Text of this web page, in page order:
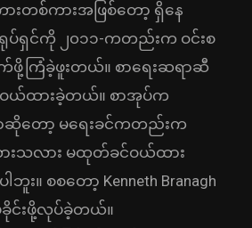
းတစ်ကားအဖြစ်တော့ ရှိနေ
ရှင်ကို ၂၀၁၁-ကတည်းက ဝင်းစ
ကြံခဲ့ဖူးတယ်။ စာရေးဆရာဆီ
ယ်ထားခဲ့တယ်။ စာအုပ်က
ဆိုတော့ မရေးခင်ကတည်းက
သလား မထုတ်ခင်ဝယ်ထား
း။ စစတော့ Kenneth Branagh
င်းဖို့လုပ်ခဲ့တယ်။